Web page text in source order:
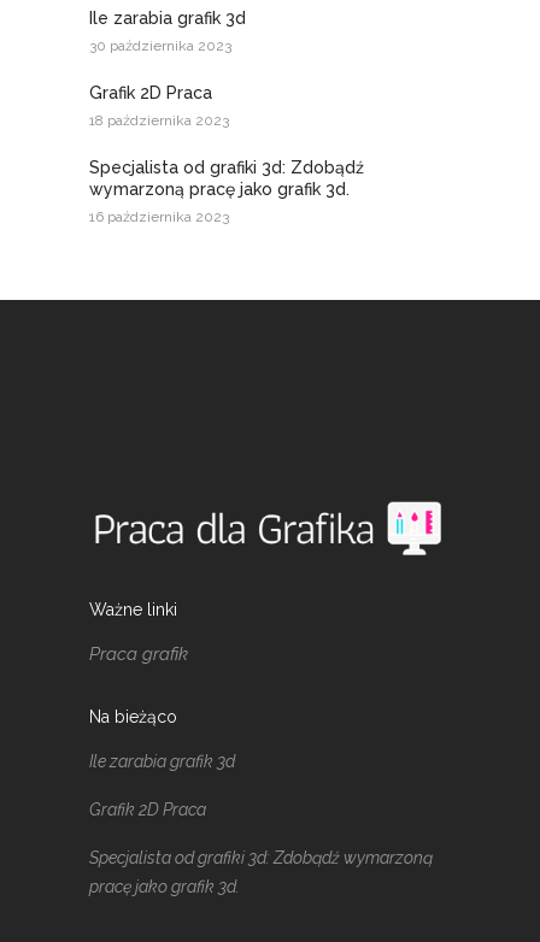
Ile zarabia grafik 3d
30 października 2023
Grafik 2D Praca
18 października 2023
Specjalista od grafiki 3d: Zdobądź
wymarzoną pracę jako grafik 3d.
16 października 2023
Ważne linki
Praca grafik
Na bieżąco
Ile zarabia grafik 3d
Grafik 2D Praca
Specjalista od grafiki 3d: Zdobądź wymarzoną
pracę jako grafik 3d.